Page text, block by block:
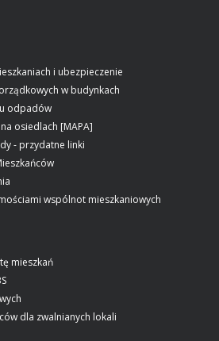
i ubezpieczenie
w budynkach
odpadów
osiedlach [MAPA]
- przydatne linki
wspólnot mieszkaniowych
mieszkań
dla zwalnianych lokali